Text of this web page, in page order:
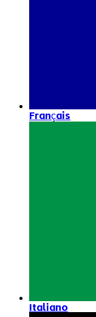
Français
Italiano